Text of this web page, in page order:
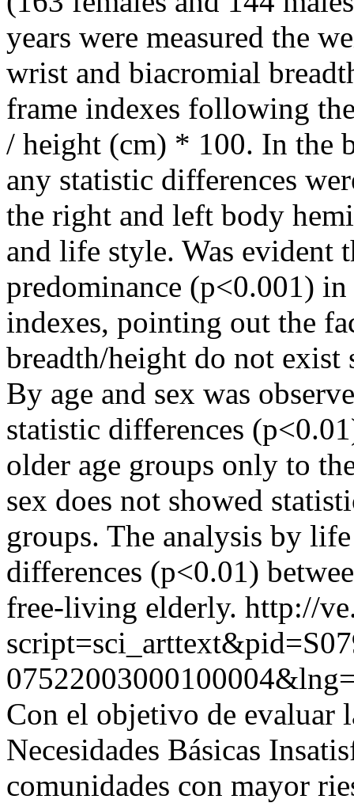
years were measured the
wrist and biacromial
frame indexes following
/ height (cm) * 100. In the
any statistic differences
the right and left body
and life style. Was evident
predominance (p<0.001)
indexes, pointing out the
breadth/height do not exist
By age and sex was
statistic differences
older age groups only to
sex does not showed
groups. The analysis by
differences (p<0.01)
free-living elderly. http://
Con el objetivo de evaluar
Necesidades Básicas
comunidades con mayor